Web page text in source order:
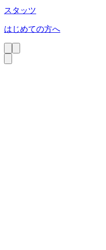
スタッツ
はじめての方へ